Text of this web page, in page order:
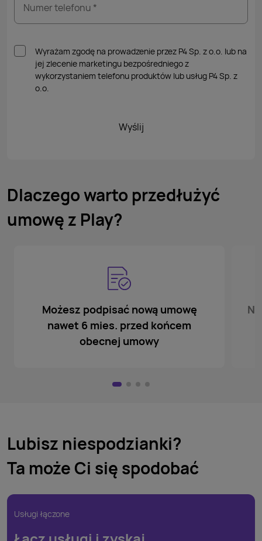
Numer telefonu *
Wyrażam zgodę na prowadzenie przez P4 Sp. z o.o. lub na
jej zlecenie marketingu bezpośredniego z
wykorzystaniem telefonu produktów lub usług P4 Sp. z
o.o.
Wyślij
Dlaczego warto przedłużyć
umowę z Play?
Możesz podpisać nową umowę
nawet 6 mies. przed końcem
obecnej umowy
Lubisz niespodzianki?
Ta może Ci się spodobać
Usługi łączone